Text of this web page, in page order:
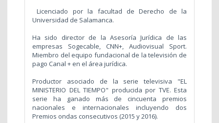
Licenciado por la facultad de Derecho de la
Universidad de Salamanca.
Ha sido director de la Asesoría Jurídica de las
empresas Sogecable, CNN+, Audiovisual Sport.
Miembro del equipo fundacional de la televisión de
pago Canal + en el área jurídica.
Productor asociado de la serie televisiva "EL
MINISTERIO DEL TIEMPO" producida por TVE. Esta
serie ha ganado más de cincuenta premios
nacionales e internacionales incluyendo dos
Premios ondas consecutivos (2015 y 2016).